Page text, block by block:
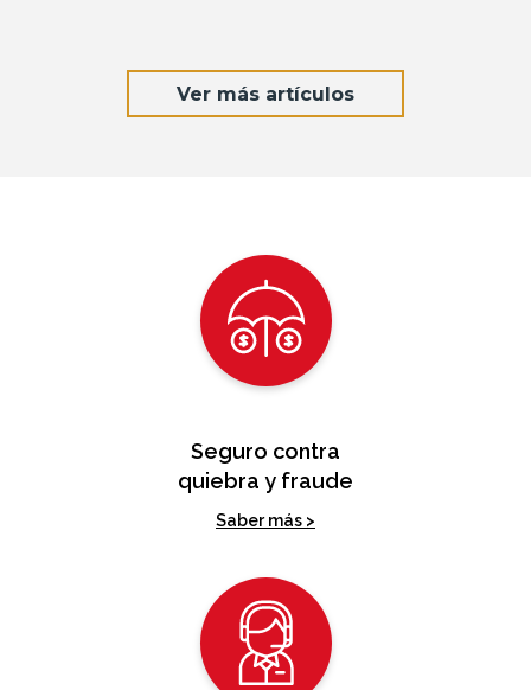
Ver más artículos
Seguro contra
quiebra y fraude
Saber más >